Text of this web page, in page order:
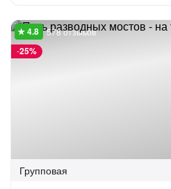
-25%
578 отзывов
Групповая